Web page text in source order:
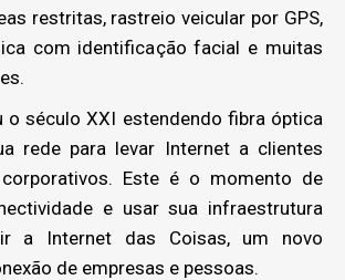
restritas, rastreio veicular por GPS,
com identificação facial e muitas
o século XXI estendendo fibra óptica
rede para levar Internet a clientes
Este é o momento de
e usar sua infraestrutura
a Internet das Coisas, um novo
de empresas e pessoas.